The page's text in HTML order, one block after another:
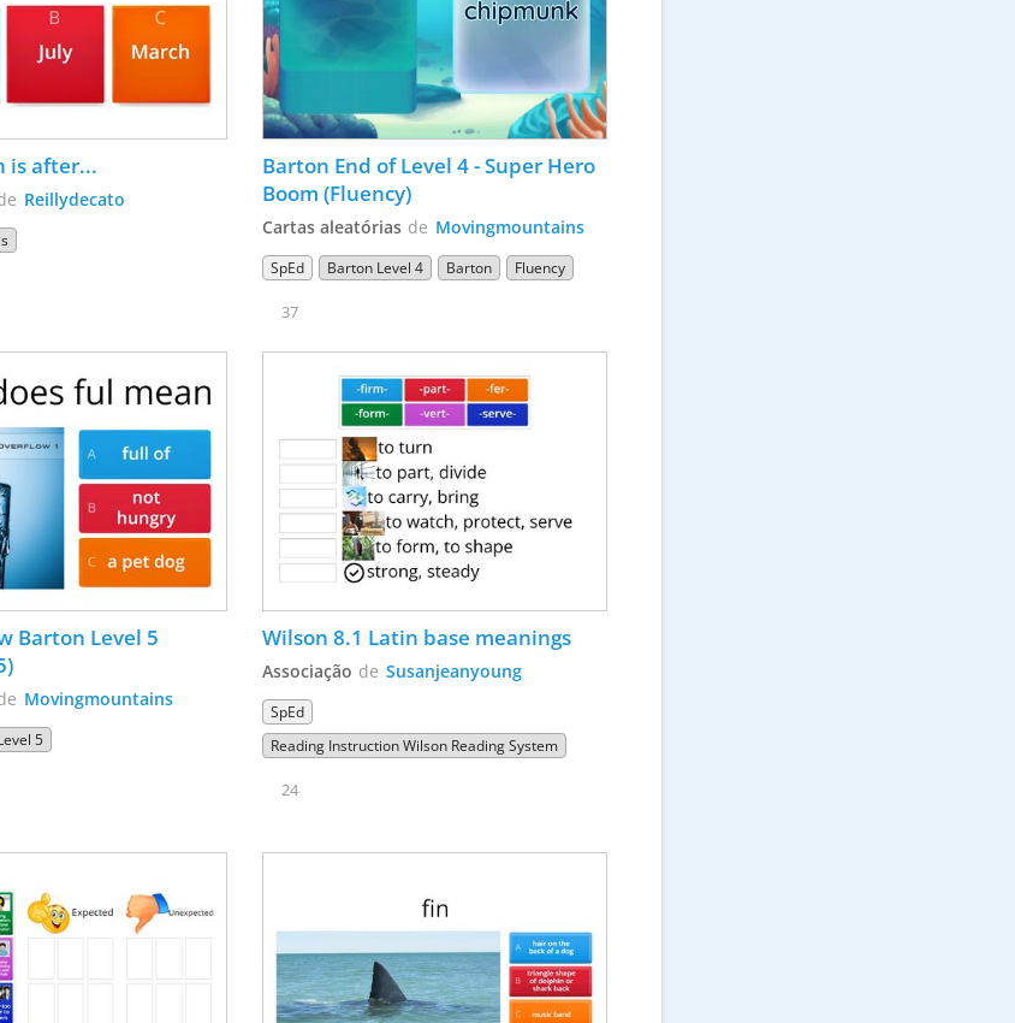
is after...
Reillydecato
Barton End of Level 4 - Super Hero
Boom (Fluency)
Cartas aleatórias de Movingmountains
SpEd Barton Level 4 Barton Fluency
37
Barton Level 5
Movingmountains
5
Wilson 8.1 Latin base meanings
Associação de Susanjeanyoung
SpEd
Reading Instruction Wilson Reading System
24